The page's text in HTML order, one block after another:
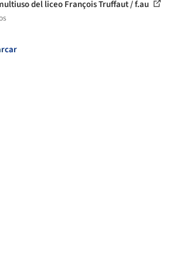
del liceo François Truffaut / f.au